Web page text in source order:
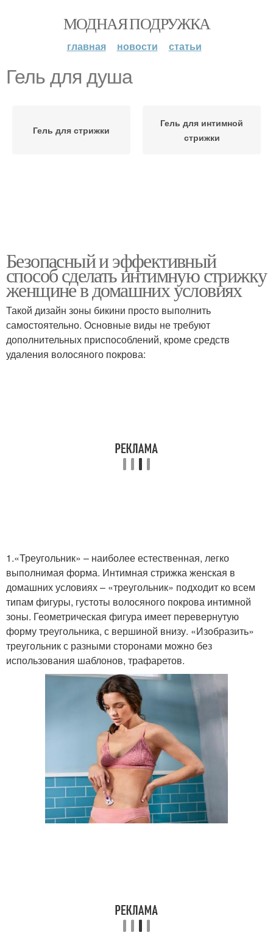
МОДНАЯ ПОДРУЖКА
главная новости статьи
Гель для душа
Гель для стрижки
Гель для интимной
стрижки
Безопасный и эффективный
способ сделать интимную стрижку
женщине в домашних условиях
Такой дизайн зоны бикини просто выполнить
самостоятельно. Основные виды не требуют
дополнительных приспособлений, кроме средств
удаления волосяного покрова:
1.«Треугольник» – наиболее естественная, легко
выполнимая форма. Интимная стрижка женская в
домашних условиях – «треугольник» подходит ко всем
типам фигуры, густоты волосяного покрова интимной
зоны. Геометрическая фигура имеет перевернутую
форму треугольника, с вершиной внизу. «Изобразить»
треугольник с разными сторонами можно без
использования шаблонов, трафаретов.